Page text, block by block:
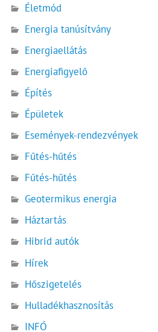
Életmód
Energia tanúsítvány
Energiaellátás
Energiafigyelő
Építés
Épületek
Események-rendezvények
Fűtés-hűtés
Fűtés-hűtés
Geotermikus energia
Háztartás
Hibrid autók
Hírek
Hőszigetelés
Hulladékhasznosítás
INFÓ